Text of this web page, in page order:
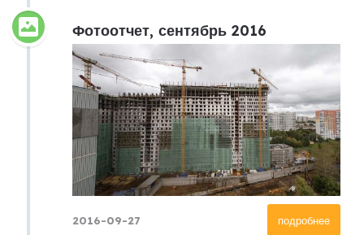
Фотоотчет, сентябрь 2016
подробнее
2016-09-27